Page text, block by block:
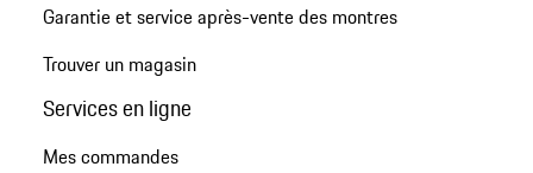
Garantie et service après-vente des montres
Trouver un magasin
Services en ligne
Mes commandes